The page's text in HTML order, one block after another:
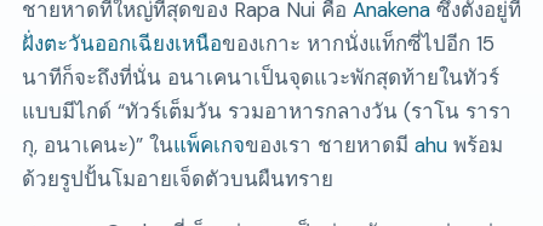
ชายหาดที่ใหญ่ที่สุดของ Rapa Nui คือ Anakenaซึ่งตั้งอยู่ที่
ฝั่งตะวันออกเฉียงเหนือของเกาะ หากนั่งแท็กซี่ไปอีก 15
นาทีก็จะถึงที่นั่น อนาเคนาเป็นจุดแวะพักสุดท้ายในทัวร์
แบบมีไกด์ ทัวร์เต็มวัน รวมอาหารกลางวัน (ราโน รารา
กุ, อนาเคนะ) ในแพ็คเกจของเรา ชายหาดมี ahuพร้อม
ด้วยรูปปั้นโมอายเจ็ดตัวบนผืนทราย